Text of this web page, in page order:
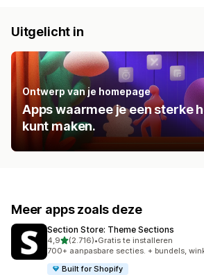
Uitgelicht in
Ontwerp van je homepage
Apps waarmee je een sterke
kunt maken.
Meer apps zoals deze
Section Store: Theme Sections
4,9van 5 sterren
(2.716)
2716 recensies in totaal
•Gratis te installeren
700+ aanpasbare secties. + bundels,
Built for Shopify